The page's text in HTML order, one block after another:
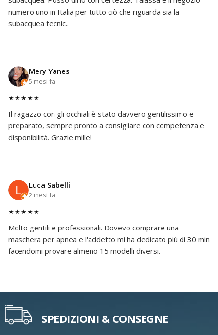
numero uno in Italia per tutto ciò che riguarda sia la
subacquea tecnic..
Mery Yanes
5 mesi fa
★★★★★
Il ragazzo con gli occhiali è stato davvero gentilissimo e
preparato, sempre pronto a consigliare con competenza e
disponibilità. Grazie mille!
Luca Sabelli
2 mesi fa
★★★★★
Molto gentili e professionali. Dovevo comprare una
maschera per apnea e l'addetto mi ha dedicato più di 30 min
facendomi provare almeno 15 modelli diversi.
SPEDIZIONI & CONSEGNE